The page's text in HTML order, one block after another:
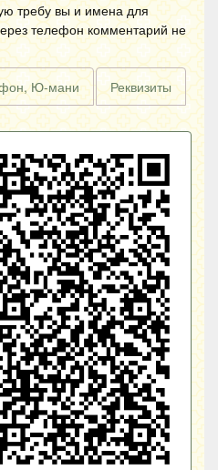
требу вы и имена для
телефон комментарий не
Ю-мани Реквизиты